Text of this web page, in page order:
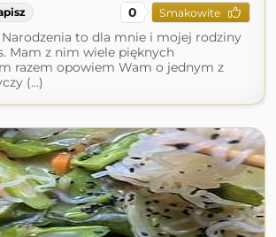
0 Smakowite
to dla mnie i mojej rodziny
Mam z nim wiele pięknych
razem opowiem Wam o jednym z
(...)